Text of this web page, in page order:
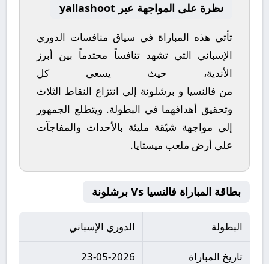
نظرة على المواجهة عبر yallashoot
تأتي هذه المباراة في سياق منافسات الدوري
الإسباني التي تشهد تنافساً محتدماً بين أبرز
الأندية، حيث يسعى كل
من فالنسيا و برشلونة إلى انتزاع النقاط الثلاث
وتحقيق أهدافهما في البطولة. ويتطلع الجمهور
إلى مواجهة شيّقة مليئة بالأحداث والمفاجآت
على أرض ملعب ميستايا.
بطاقة المباراة فالنسيا Vs برشلونة
البطولة الدوري الإسباني
تاريخ المباراة 23-05-2026